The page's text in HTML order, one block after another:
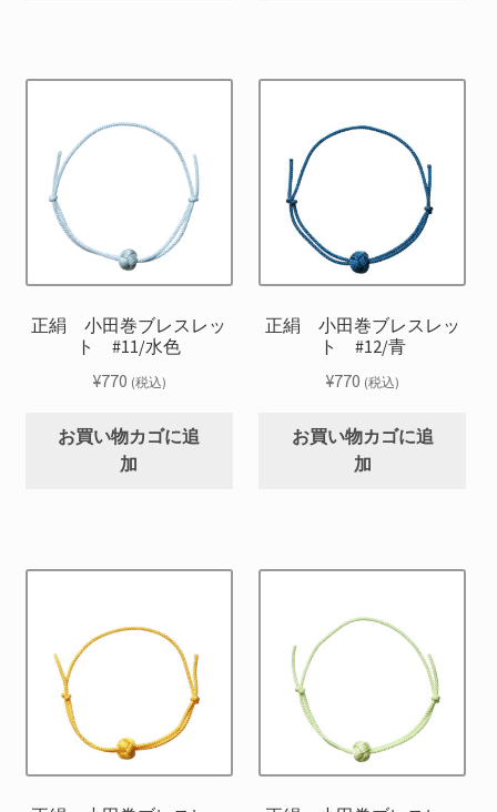
正絹 小田巻ブレスレッ
ト #11/水色
¥770 (税込)
お買い物カゴに追
加
正絹 小田巻ブレスレッ
ト #12/青
¥770 (税込)
お買い物カゴに追
加